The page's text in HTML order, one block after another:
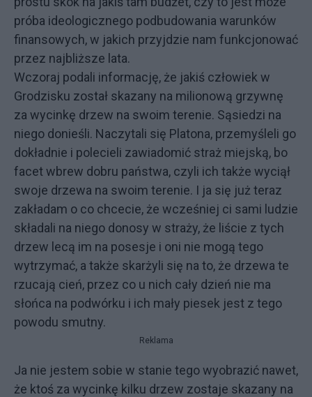
próba ideologicznego podbudowania warunków
finansowych, w jakich przyjdzie nam funkcjonować
przez najbliższe lata.
Wczoraj podali informację, że jakiś człowiek w
Grodzisku został skazany na milionową grzywnę
za wycinkę drzew na swoim terenie. Sąsiedzi na
niego donieśli. Naczytali się Platona, przemyśleli go
dokładnie i polecieli zawiadomić straż miejską, bo
facet wbrew dobru państwa, czyli ich także wyciął
swoje drzewa na swoim terenie. I ja się już teraz
zakładam o co chcecie, że wcześniej ci sami ludzie
składali na niego donosy w straży, że liście z tych
drzew lecą im na posesje i oni nie mogą tego
wytrzymać, a także skarżyli się na to, że drzewa te
rzucają cień, przez co u nich cały dzień nie ma
słońca na podwórku i ich mały piesek jest z tego
powodu smutny.
Reklama
Ja nie jestem sobie w stanie tego wyobrazić nawet,
że ktoś za wycinkę kilku drzew zostaje skazany na